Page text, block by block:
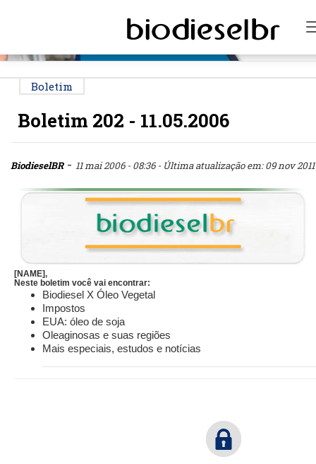
Boletim
Boletim 202 - 11.05.2006
BiodieselBR- 11 mai 2006 - 08:36 - Última atualização em: 09 nov 2011
[NAME],
Neste boletim você vai encontrar:
Biodiesel X Óleo Vegetal
Impostos
EUA: óleo de soja
Oleaginosas e suas regiões
Mais especiais, estudos e notícias